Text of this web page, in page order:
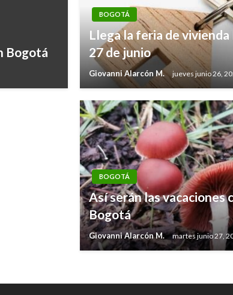
Bogotá
BOGOTÁ
Llega la feria de
27 de junio
Giovanni Alarcón M. jueves junio 26,
finalizar
BOGOTÁ
Así serán las vacaciones
Bogotá
Giovanni Alarcón M. martes junio 27,